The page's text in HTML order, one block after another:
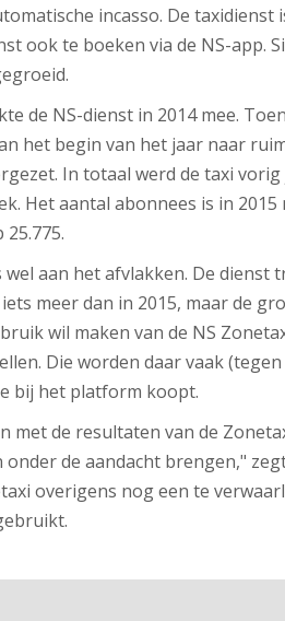
incasso. De
ook te boeken via de NS-app.
de NS-dienst in 2014 mee.
het begin van het jaar naar
In totaal werd de taxi
Het aantal abonnees is in
aan het afvlakken. De
meer dan in 2015, maar de
wil maken van de NS
Die worden daar vaak
bij het platform koopt.
met de resultaten van de
onder de aandacht brengen,"
overigens nog een te